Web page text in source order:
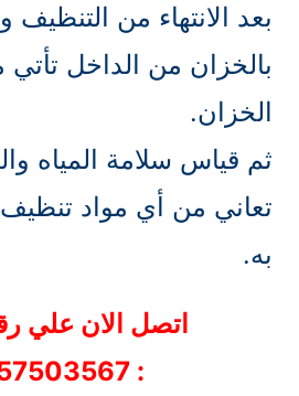
بعد الانتهاء من التنظيف
بالخزان من الداخل تأتي
الخزان.
ثم قياس سلامة المياه
تعاني من أي مواد تنظيف
به.
اتصل الان علي
: 0557503567